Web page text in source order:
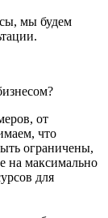
мы будем
от
что
ограничены,
на максимально
для